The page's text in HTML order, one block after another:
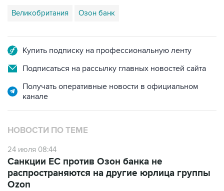
Великобритания Озон банк
Купить подписку на профессиональную ленту
Подписаться на рассылку главных новостей сайта
Получать оперативные новости в официальном
канале
НОВОСТИ ПО ТЕМЕ
24 июля 08:44
Санкции ЕС против Озон банка не
распространяются на другие юрлица группы
Ozon